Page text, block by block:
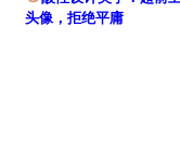
头像，拒绝平庸